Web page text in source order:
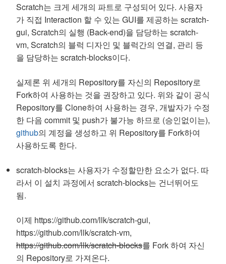
Scratch는 크게 세개의 파트로 구성되어 있다. 사용자
가 직접 Interaction 할 수 있는 GUI를 제공하는 scratch-
gui, Scratch의 실행 (Back-end)을 담당하는 scratch-
vm, Scratch의 블럭 디자인 및 블럭간의 연결, 관리 등
을 담당하는 scratch-blocks이다.
실제론 위 세개의 Repository를 자신의 Repository로
Fork하여 사용하는 것을 권장하고 있다. 위와 같이 공식
Repository를 Clone하여 사용하는 경우, 개발자가 수정
한 다음 commit 및 push가 불가능 하므로 (승인없이는),
github의 계정을 생성하고 위 Repository를 Fork하여
사용하도록 한다.
scratch-blocks는 사용자가 수정할만한 요소가 없다. 따
라서 이 설치 과정에서 scratch-blocks는 건너뛰어도
됨.
이제 https://github.com/llk/scratch-gui,
https://github.com/llk/scratch-vm,
https://github.com/llk/scratch-blocks를 Fork 하여 자신
의 Repository로 가져온다.